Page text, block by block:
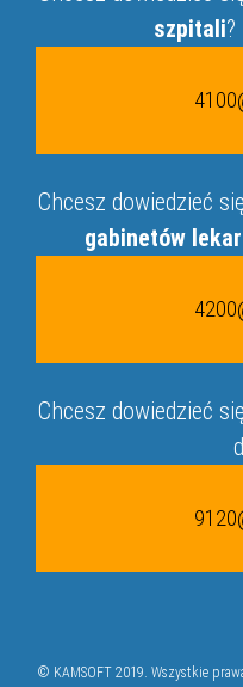
szpitali
Chcesz dowiedzieć
gabinetów
Chcesz dowiedzieć
© KAMSOFT 2019. Wszystkie